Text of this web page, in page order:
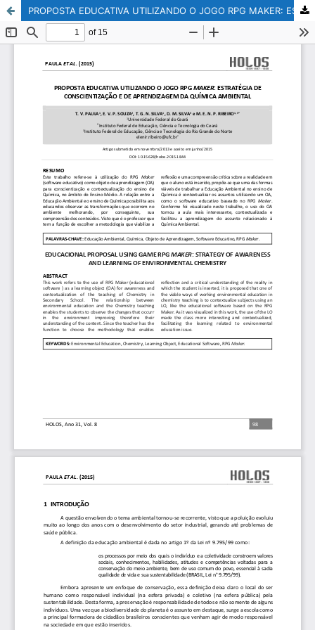
PROPOSTA EDUCATIVA UTILIZANDO O JOGO RPG MAKER: ESTRATÉGIA DE CONSCIENTIZAÇÃO E DE APRENDIZAGEM DA QUÍMICA AMBIENTAL